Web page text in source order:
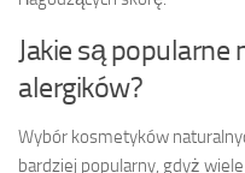
Jakie są
alergików?
Wybór kosmetyków
bardziej popularny, gdyż